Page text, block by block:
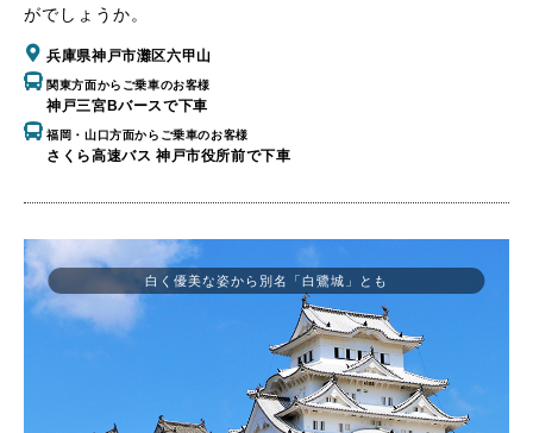
がでしょうか。
兵庫県神戸市灘区六甲山
関東方面からご乗車のお客様
神戸三宮Bバースで下車
福岡・山口方面からご乗車のお客様
さくら高速バス 神戸市役所前で下車
白く優美な姿から別名「白鷺城」とも